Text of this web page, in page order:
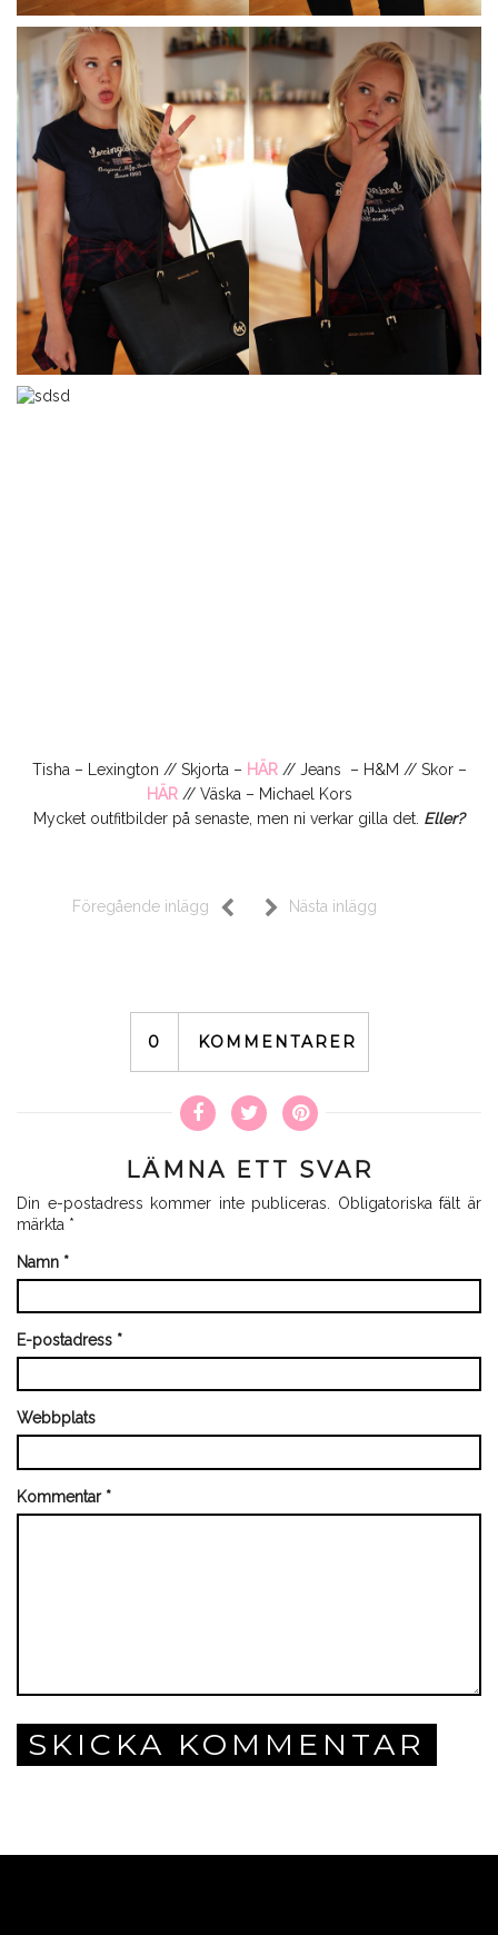
Tisha – Lexington // Skjorta – HÄR// Jeans – H&M // Skor –
HÄR// Väska – Michael Kors
Mycket outfitbilder på senaste, men ni verkar gilla det. Eller?
Föregående inlägg Nästa inlägg
0 KOMMENTARER
LÄMNA ETT SVAR
Din e-postadress kommer inte publiceras.
Obligatoriska fält är
märkta *
Namn *
E-postadress *
Webbplats
Kommentar *
SKICKA KOMMENTAR